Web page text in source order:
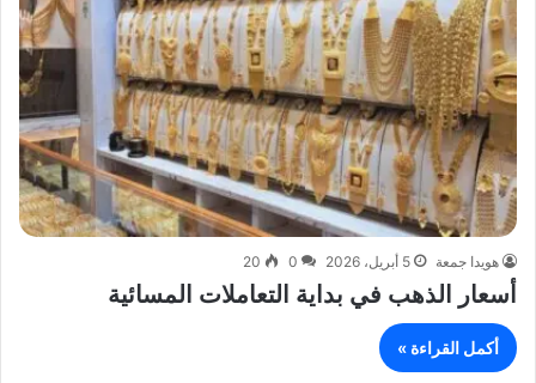
هويدا جمعة 5 أبريل، 2026 0
20
أسعار الذهب في بداية التعاملات المسائية
أكمل القراءة »